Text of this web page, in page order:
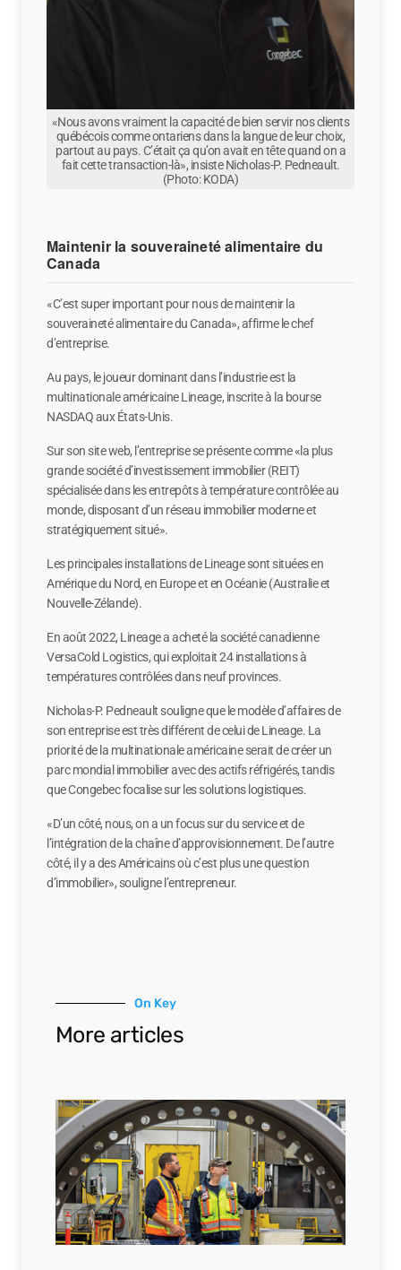
«Nous avons vraiment la capacité de bien servir nos clients
québécois comme ontariens dans la langue de leur choix,
partout au pays. C’était ça qu’on avait en tête quand on a
fait cette transaction-là», insiste Nicholas-P. Pedneault.
(Photo: KODA)
Maintenir la souveraineté alimentaire du
Canada
«C’est super important pour nous de maintenir la
souveraineté alimentaire du Canada», affirme le chef
d’entreprise.
Au pays, le joueur dominant dans l’industrie est la
multinationale américaine Lineage, inscrite à la bourse
NASDAQ aux États-Unis.
Sur son site web, l’entreprise se présente comme «la plus
grande société d’investissement immobilier (REIT)
spécialisée dans les entrepôts à température contrôlée au
monde, disposant d’un réseau immobilier moderne et
stratégiquement situé».
Les principales installations de Lineage sont situées en
Amérique du Nord, en Europe et en Océanie (Australie et
Nouvelle-Zélande).
En août 2022, Lineage a acheté la société canadienne
VersaCold Logistics, qui exploitait 24 installations à
températures contrôlées dans neuf provinces.
Nicholas-P. Pedneault souligne que le modèle d’affaires de
son entreprise est très différent de celui de Lineage. La
priorité de la multinationale américaine serait de créer un
parc mondial immobilier avec des actifs réfrigérés, tandis
que Congebec focalise sur les solutions logistiques.
«D’un côté, nous, on a un focus sur du service et de
l’intégration de la chaîne d’approvisionnement. De l’autre
côté, il y a des Américains où c’est plus une question
d’immobilier», souligne l’entrepreneur.
On Key
More articles